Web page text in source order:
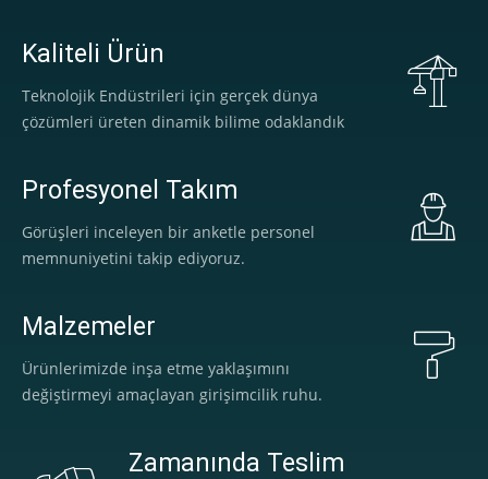
Kaliteli Ürün
Teknolojik Endüstrileri için gerçek dünya
çözümleri üreten dinamik bilime odaklandık
Profesyonel Takım
Görüşleri inceleyen bir anketle personel
memnuniyetini takip ediyoruz.
Malzemeler
Ürünlerimizde inşa etme yaklaşımını
değiştirmeyi amaçlayan girişimcilik ruhu.
Zamanında Teslim